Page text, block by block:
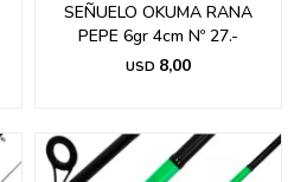
SEÑUELO OKUMA RANA
PEPE 6gr 4cm Nº 27.-
USD 8,00